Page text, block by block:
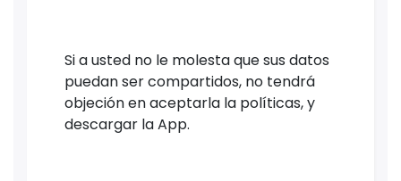
Si a usted no le molesta que sus datos
puedan ser compartidos, no tendrá
objeción en aceptarla la políticas, y
descargar la App.